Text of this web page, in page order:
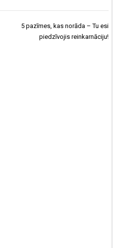
5 pazīmes, kas norāda – Tu esi
piedzīvojis reinkarnāciju!